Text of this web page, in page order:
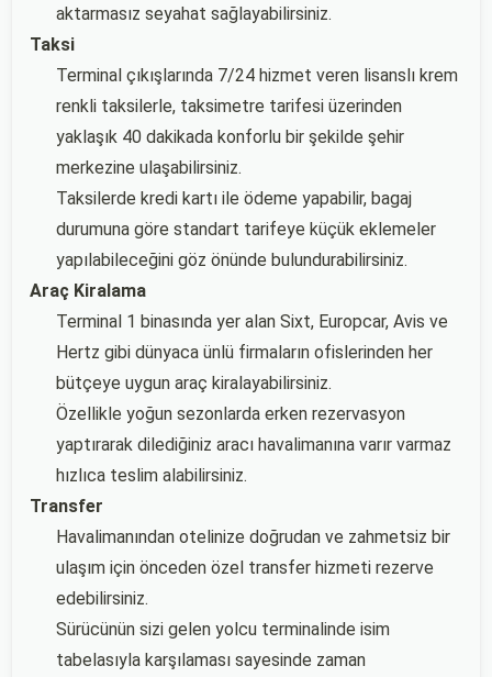
aktarmasız seyahat sağlayabilirsiniz.
Taksi
Terminal çıkışlarında 7/24 hizmet veren lisanslı krem
renkli taksilerle, taksimetre tarifesi üzerinden
yaklaşık 40 dakikada konforlu bir şekilde şehir
merkezine ulaşabilirsiniz.
Taksilerde kredi kartı ile ödeme yapabilir, bagaj
durumuna göre standart tarifeye küçük eklemeler
yapılabileceğini göz önünde bulundurabilirsiniz.
Araç Kiralama
Terminal 1 binasında yer alan Sixt, Europcar, Avis ve
Hertz gibi dünyaca ünlü firmaların ofislerinden her
bütçeye uygun araç kiralayabilirsiniz.
Özellikle yoğun sezonlarda erken rezervasyon
yaptırarak dilediğiniz aracı havalimanına varır varmaz
hızlıca teslim alabilirsiniz.
Transfer
Havalimanından otelinize doğrudan ve zahmetsiz bir
ulaşım için önceden özel transfer hizmeti rezerve
edebilirsiniz.
Sürücünün sizi gelen yolcu terminalinde isim
tabelasıyla karşılaması sayesinde zaman